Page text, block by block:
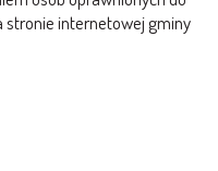
stronie internetowej gminy